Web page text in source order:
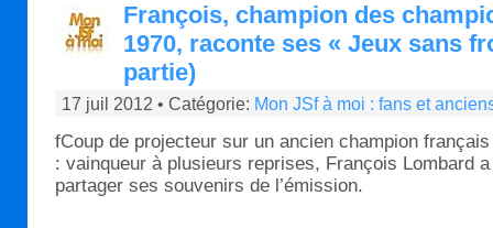
François, champion des
1970, raconte ses « Jeux sans
partie)
17 juil 2012 • Catégorie: Mon JSf à moi : fans et
fCoup de projecteur sur un ancien champion
: vainqueur à plusieurs reprises, François Lombard
partager ses souvenirs de l’émission.